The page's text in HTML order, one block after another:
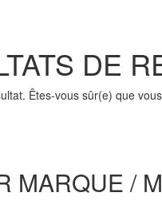
DE
Êtes-vous sûr(e) que
MARQUE /